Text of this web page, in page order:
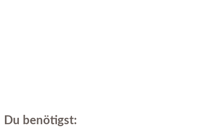
Du benötigst: